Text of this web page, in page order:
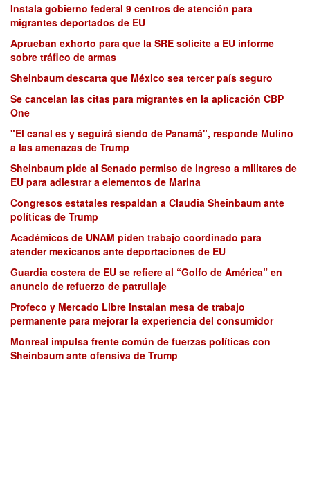
Instala gobierno federal 9 centros de atención para
migrantes deportados de EU
Aprueban exhorto para que la SRE solicite a EU informe
sobre tráfico de armas
Sheinbaum descarta que México sea tercer país seguro
Se cancelan las citas para migrantes en la aplicación CBP
One
"El canal es y seguirá siendo de Panamá", responde Mulino
a las amenazas de Trump
Sheinbaum pide al Senado permiso de ingreso a militares de
EU para adiestrar a elementos de Marina
Congresos estatales respaldan a Claudia Sheinbaum ante
políticas de Trump
Académicos de UNAM piden trabajo coordinado para
atender mexicanos ante deportaciones de EU
Guardia costera de EU se refiere al “Golfo de América” en
anuncio de refuerzo de patrullaje
Profeco y Mercado Libre instalan mesa de trabajo
permanente para mejorar la experiencia del consumidor
Monreal impulsa frente común de fuerzas políticas con
Sheinbaum ante ofensiva de Trump